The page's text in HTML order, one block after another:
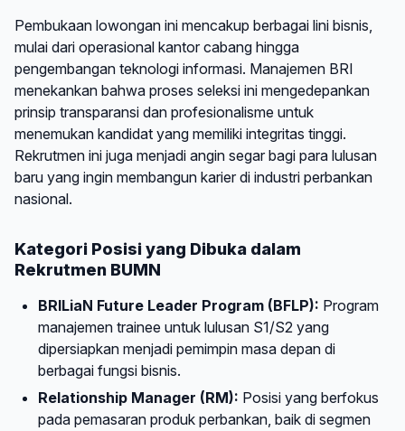
Pembukaan lowongan ini mencakup berbagai lini bisnis,
mulai dari operasional kantor cabang hingga
pengembangan teknologi informasi. Manajemen BRI
menekankan bahwa proses seleksi ini mengedepankan
prinsip transparansi dan profesionalisme untuk
menemukan kandidat yang memiliki integritas tinggi.
Rekrutmen ini juga menjadi angin segar bagi para lulusan
baru yang ingin membangun karier di industri perbankan
nasional.
Kategori Posisi yang Dibuka dalam
Rekrutmen BUMN
BRILiaN Future Leader Program (BFLP): Program
manajemen trainee untuk lulusan S1/S2 yang
dipersiapkan menjadi pemimpin masa depan di
berbagai fungsi bisnis.
Relationship Manager (RM): Posisi yang berfokus
pada pemasaran produk perbankan, baik di segmen